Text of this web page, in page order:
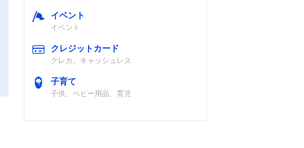
イベント
イベント
クレジットカード
クレカ、キャッシュレス
子育て
子供、ベビー用品、育児